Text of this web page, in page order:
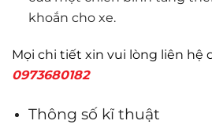
khoắn cho xe.
Mọi chi tiết xin vui lòng liên hệ
0973680182
Thông số kĩ thuật